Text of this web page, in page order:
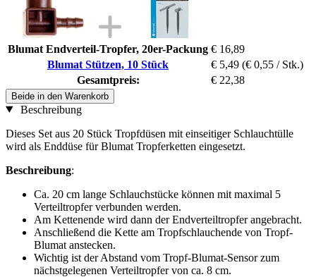
Blumat Endverteil-Tropfer, 20er-Packung € 16,89
Blumat Stützen, 10 Stück
€ 5,49 (€ 0,55 / Stk.)
Gesamtpreis:
€ 22,38
Beide in den Warenkorb
Beschreibung
Dieses Set aus 20 Stück Tropfdüsen mit einseitiger Schlauchtülle
wird als Enddüse für Blumat Tropferketten eingesetzt.
Beschreibung:
Ca. 20 cm lange Schlauchstücke können mit maximal 5
Verteiltropfer verbunden werden.
Am Kettenende wird dann der Endverteiltropfer angebracht.
Anschließend die Kette am Tropfschlauchende von Tropf-
Blumat anstecken.
Wichtig ist der Abstand vom Tropf-Blumat-Sensor zum
nächstgelegenen Verteiltropfer von ca. 8 cm.